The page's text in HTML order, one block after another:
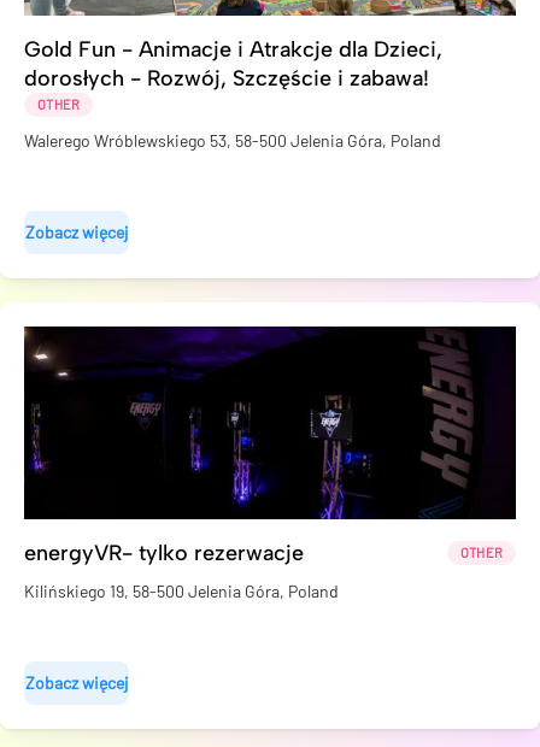
Gold Fun - Animacje i Atrakcje dla Dzieci,
dorosłych - Rozwój, Szczęście i zabawa!
OTHER
Walerego Wróblewskiego 53, 58-500 Jelenia Góra, Poland
Zobacz więcej
energyVR- tylko rezerwacje OTHER
Kilińskiego 19, 58-500 Jelenia Góra, Poland
Zobacz więcej